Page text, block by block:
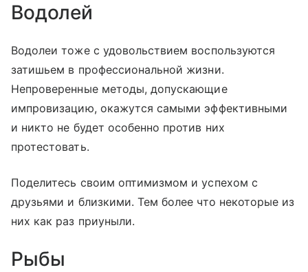
Водолей
Водолеи тоже с удовольствием воспользуются
затишьем в профессиональной жизни.
Непроверенные методы, допускающие
импровизацию, окажутся самыми эффективными
и никто не будет особенно против них
протестовать.
Поделитесь своим оптимизмом и успехом с
друзьями и близкими. Тем более что некоторые из
них как раз приуныли.
Рыбы